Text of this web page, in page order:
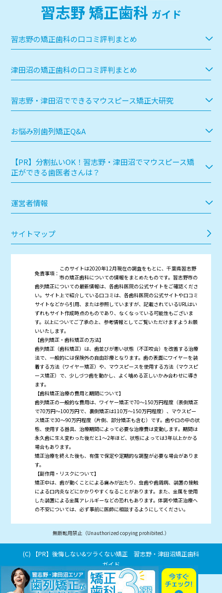
習志野 矯正歯科 ガイド
習志野の矯正歯科の口コミ評判まとめ
津田沼の矯正歯科の口コミ評判まとめ
習志野・津田沼でできるマウスピース矯正大研究
お悩み別歯列矯正Q&A
【PR】分割払いOK！習志野・津田沼でマウスピース矯
正ができる歯医者さんは？
運営者情報
サイトマップ
免責事項：
このサイトは2020年12月現在の調査をもとに、千葉県習志野
市の矯正歯科についての情報をまとめたものです。習志野市の
歯列矯正についての最新情報は、各歯科医院の公式サイトをご確認くださ
い。サイト上で紹介している口コミは、各歯科医院の公式サイトや口コミ
サイトなどから引用、または参照していますが、記載されているURLはい
ずれもサイト作成時点のものであり、なくなっている可能性もございま
す。以上についてご了承の上、参考情報としてご覧いただけますようお願
いいたします。
【歯列矯正・歯科矯正の方法】
歯列矯正（歯科矯正）は、歯並びが悪い状態（不正咬合）を改善する治療
法で、一般的には保険外の自由診療となります。歯の表面にワイヤーを装
着する方法（ワイヤー矯正）や、マウスピースを使用する方法（マウスピ
ース矯正）で、少しづつ歯を動かし、よく噛める正しいかみ合わせに導き
ます。
【歯科矯正治療の費用と期間について】
歯列矯正の一般的な費用は、ワイヤー矯正で70～150万円程度（表側矯正
で70万円～100万円で、裏側矯正は110万～150万円程度）、マウスピー
ス矯正で30～90万円程度（片側、部分矯正も含む）です。歯や口の中の状
態、使用する器具、治療期間によって必要な治療費は変動します。期間は
永久歯に生え変わった後だと1～2年ほど、状態によっては3年以上かかる
場合もあります。
矯正治療を終えた後も、有償で保定や定期的な調整が必要な場合がありま
す。
【副作用・リスクについて】
矯正中は、歯が動くことによる痛みが出たり、虫歯や歯周病、装置の接触
による口内炎などにかかりやすくなることがあります。また、金属を使用
した装置による金属アレルギーなどの恐れもあります。体調や矯正治療へ
の不安については、必ず事前に医師に相談するようにしてください。
無断転用禁止（Unauthorized copying prohibited.）
(C)
後悔しない&ツラくない矯正 習志野・津田沼矯正歯科
ガイド